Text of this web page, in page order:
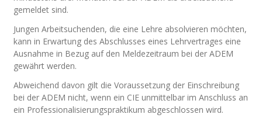
gemeldet sind.
Jungen Arbeitsuchenden, die eine Lehre absolvieren möchten,
kann in Erwartung des Abschlusses eines Lehrvertrages eine
Ausnahme in Bezug auf den Meldezeitraum bei der ADEM
gewährt werden.
Abweichend davon gilt die Voraussetzung der Einschreibung
bei der ADEM nicht, wenn ein CIE unmittelbar im Anschluss an
ein Professionalisierungspraktikum abgeschlossen wird.